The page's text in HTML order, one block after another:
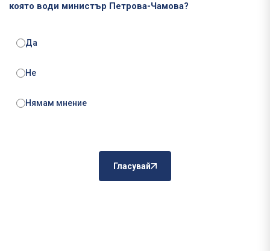
която води министър Петрова-Чамова?
Да
Не
Нямам мнение
Гласувай